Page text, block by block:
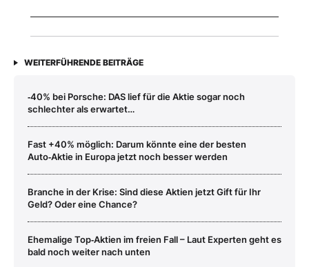
WEITERFÜHRENDE BEITRÄGE
‑40% bei Porsche: DAS lief für die Aktie sogar noch
schlechter als erwartet…
Fast +40% möglich: Darum könnte eine der besten
Auto‑Aktie in Europa jetzt noch besser werden
Branche in der Krise: Sind diese Aktien jetzt Gift für Ihr
Geld? Oder eine Chance?
Ehemalige Top‑Aktien im freien Fall – Laut Experten geht es
bald noch weiter nach unten